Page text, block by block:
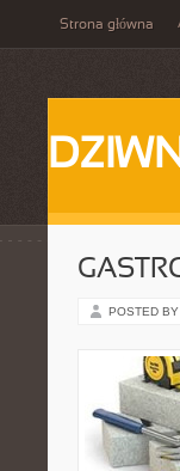
Strona główna
POSTED BY